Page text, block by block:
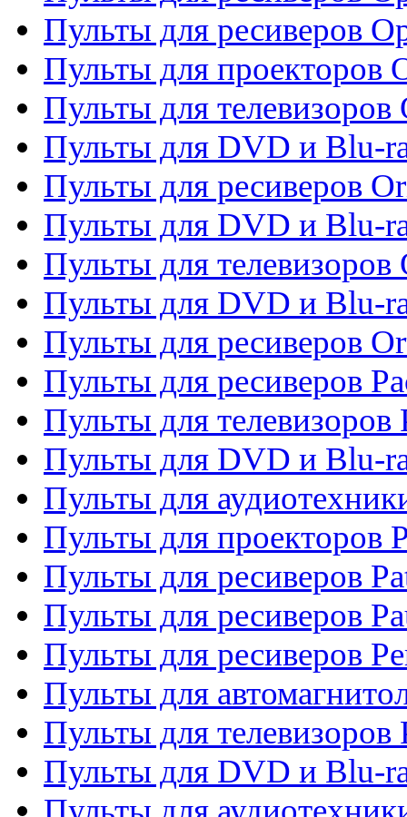
Пульты для ресиверов
Пульты для проекторов
Пульты для телевизоров
Пульты для DVD и Blu-
Пульты для ресиверов
Пульты для DVD и Blu-
Пульты для телевизоров
Пульты для DVD и Blu-
Пульты для ресиверов
Пульты для ресиверов
Пульты для телевизоров
Пульты для DVD и Blu-
Пульты для
Пульты для проекторов
Пульты для ресиверов
Пульты для ресиверов
Пульты для ресиверов
Пульты для
Пульты для телевизоров
Пульты для DVD и Blu-